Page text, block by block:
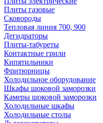
Плиты газовые
Сковороды
Тепловая линия 700, 900
Дегидраторы
Плиты-табуреты
Контактные грили
Кипятильники
Фритюрницы
Холодильное оборудование
Шкафы шоковой заморозки
Камеры шоковой заморозки
Холодильные шкафы
Холодильные столы